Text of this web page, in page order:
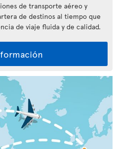
de transporte aéreo y
de destinos al tiempo que
de viaje fluida y de calidad.